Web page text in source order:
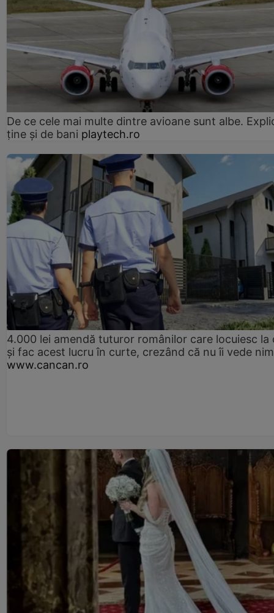
De ce cele mai multe dintre avioane sunt albe.
ține și de bani playtech.ro
4.000 lei amendă tuturor românilor care locuiesc la
și fac acest lucru în curte, crezând că nu îi vede
www.cancan.ro